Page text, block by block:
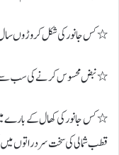
٭ کس جانور کی شکل کروڑوں
٭ نبض محسوس کرنے کی سب سے
٭ کس جانور کی کھال کے بارے
قطب شمالی کی سخت سرد راتوں